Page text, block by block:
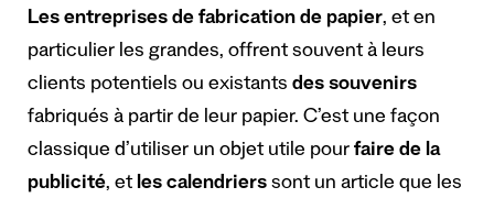
Les entreprises de fabrication de papier, et en
particulier les grandes, offrent souvent à leurs
clients potentiels ou existants des souvenirs
fabriqués à partir de leur papier. C’est une façon
classique d’utiliser un objet utile pour faire de la
publicité, etles calendriers sont un article que les